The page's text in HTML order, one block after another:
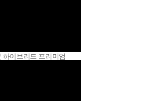
하이브리드 프리미엄